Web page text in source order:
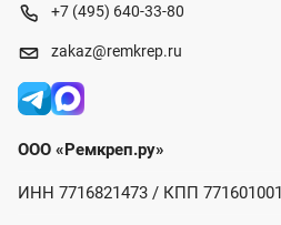
+7 (495) 640-33-80
zakaz@remkrep.ru
ООО «Ремкреп.ру»
ИНН 7716821473 / КПП 771601001